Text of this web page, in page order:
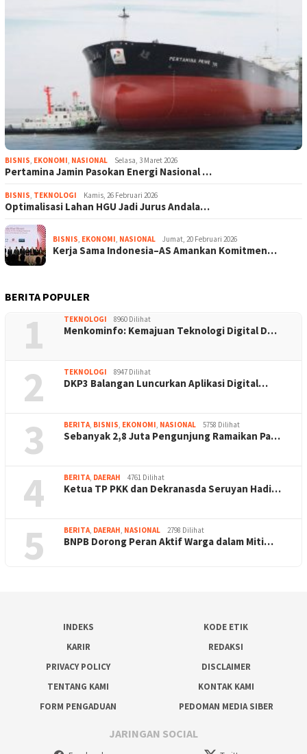
BISNIS, EKONOMI, NASIONAL Selasa, 3 Maret 2026
Pertamina Jamin Pasokan Energi Nasional …
BISNIS, TEKNOLOGI Kamis, 26 Februari 2026
Optimalisasi Lahan HGU Jadi Jurus Andala…
BISNIS, EKONOMI, NASIONAL Jumat, 20 Februari 2026
Kerja Sama Indonesia–AS Amankan Komitmen…
BERITA POPULER
1 TEKNOLOGI 8960 Dilihat
Menkominfo: Kemajuan Teknologi Digital D…
2 TEKNOLOGI 8947 Dilihat
DKP3 Balangan Luncurkan Aplikasi Digital…
3 BERITA, BISNIS, EKONOMI, NASIONAL 5758 Dilihat
Sebanyak 2,8 Juta Pengunjung Ramaikan Pa…
4 BERITA, DAERAH 4761 Dilihat
Ketua TP PKK dan Dekranasda Seruyan Hadi…
5 BERITA, DAERAH, NASIONAL 2798 Dilihat
BNPB Dorong Peran Aktif Warga dalam Miti…
INDEKS
KODE ETIK
KARIR
REDAKSI
PRIVACY POLICY
DISCLAIMER
TENTANG KAMI
KONTAK KAMI
FORM PENGADUAN
PEDOMAN MEDIA SIBER
JARINGAN SOCIAL